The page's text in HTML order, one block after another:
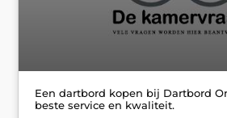
Een dartbord kopen bij Dartbord
beste service en kwaliteit.